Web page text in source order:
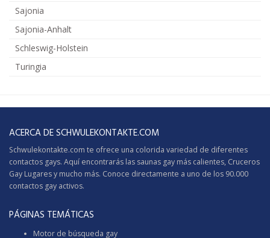
Sajonia
Sajonia-Anhalt
Schleswig-Holstein
Turingia
ACERCA DE SCHWULEKONTAKTE.COM
Schwulekontakte.com te ofrece una colorida variedad de diferentes
contactos gays. Aquí encontrarás las saunas gay más calientes, Cruceros
Gay Lugares y mucho más. Conoce directamente a uno de los 90.000
contactos gay activos.
PÁGINAS TEMÁTICAS
Motor de búsqueda gay